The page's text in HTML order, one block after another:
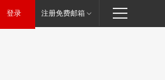
登录 注册免费邮箱